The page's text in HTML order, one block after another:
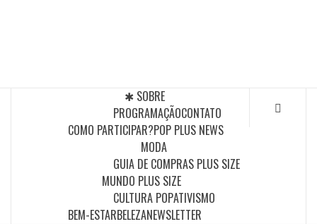
✱ SOBRE
PROGRAMAÇÃOCONTATO
COMO PARTICIPAR?POP PLUS NEWS
MODA
GUIA DE COMPRAS PLUS SIZE
MUNDO PLUS SIZE
CULTURA POPATIVISMO
BEM-ESTARBELEZANEWSLETTER